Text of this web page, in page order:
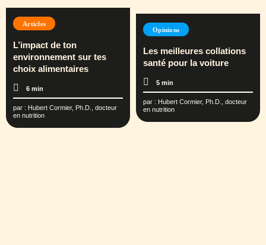
Articles
L’impact de ton
environnement sur tes
choix alimentaires
6 min
par : Hubert Cormier, Ph.D., docteur
en nutrition
Opinions
Les meilleures collations
santé pour la voiture
5 min
par : Hubert Cormier, Ph.D., docteur
en nutrition